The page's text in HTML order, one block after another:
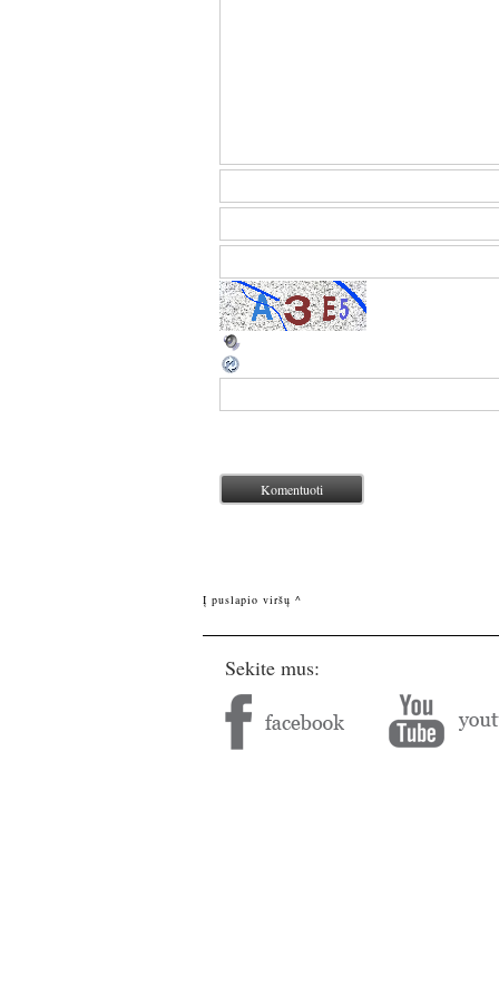
Į puslapio viršų ^
Sekite mus: